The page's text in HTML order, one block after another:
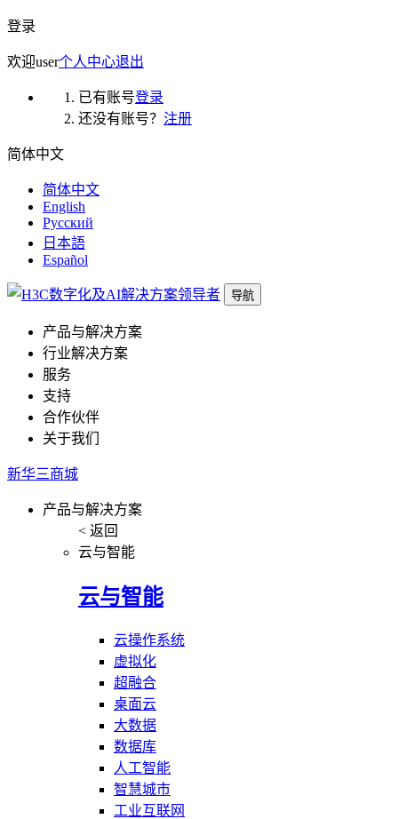
登录
欢迎user个人中心退出
已有账号登录
还没有账号？ 注册
简体中文
简体中文
English
Русский
日本語
Español
导航
产品与解决方案
行业解决方案
服务
支持
合作伙伴
关于我们
新华三商城
产品与解决方案
< 返回
云与智能
云与智能
云操作系统
虚拟化
超融合
桌面云
大数据
数据库
人工智能
智慧城市
工业互联网